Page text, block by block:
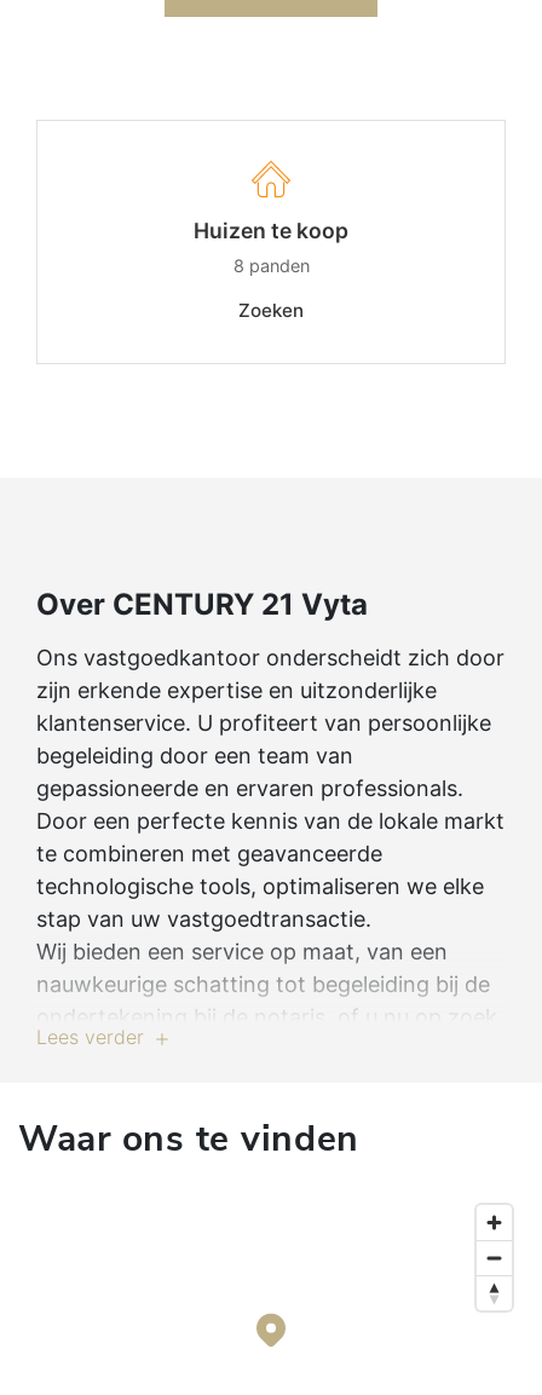
Huizen te koop
8 panden
Zoeken
Over CENTURY 21 Vyta
Ons vastgoedkantoor onderscheidt zich door
zijn erkende expertise en uitzonderlijke
klantenservice. U profiteert van persoonlijke
begeleiding door een team van
gepassioneerde en ervaren professionals.
Door een perfecte kennis van de lokale markt
te combineren met geavanceerde
technologische tools, optimaliseren we elke
stap van uw vastgoedtransactie.
Wij bieden een service op maat, van een
nauwkeurige schatting tot begeleiding bij de
ondertekening bij de notaris, of u nu op zoek
bent naar een pand, wilt verkopen of
succesvolle vastgoedervaring biedt.
Lees verder
Waar ons te vinden